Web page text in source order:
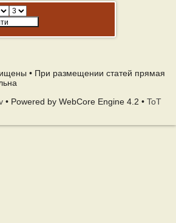
• При размещении статей прямая
• Powered by WebCore Engine 4.2 • ToT